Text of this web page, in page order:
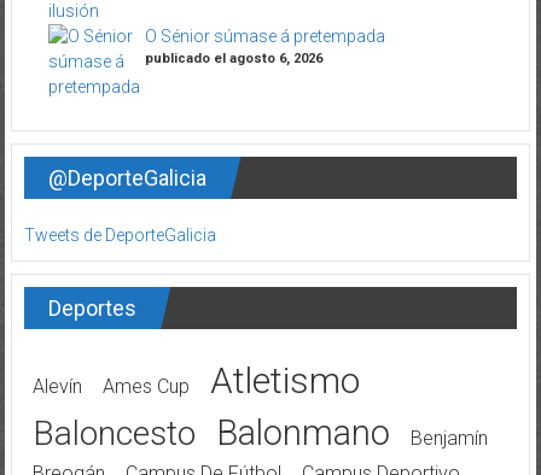
O Sénior súmase á pretempada
publicado el agosto 6, 2026
@DeporteGalicia
Tweets de DeporteGalicia
Deportes
Alevín Ames Cup Atletismo
Baloncesto Balonmano
Benjamín